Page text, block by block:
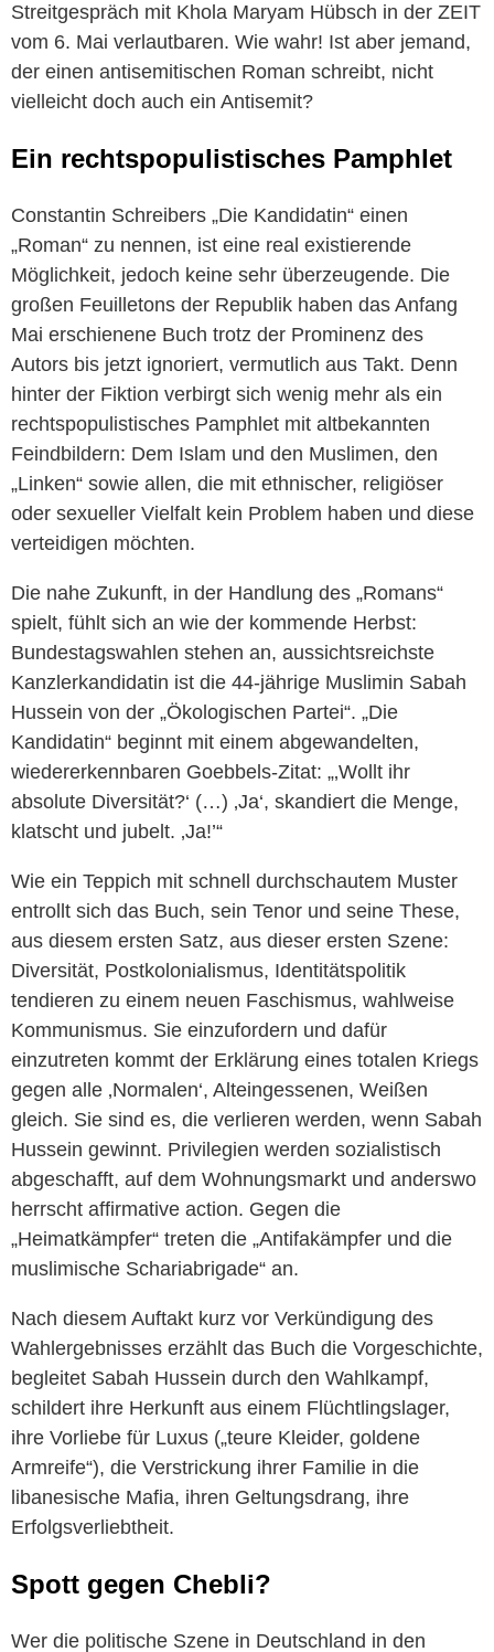
Streitgespräch mit Khola Maryam Hübsch in der ZEIT
vom 6. Mai verlautbaren. Wie wahr! Ist aber jemand,
der einen antisemitischen Roman schreibt, nicht
vielleicht doch auch ein Antisemit?
Ein rechtspopulistisches Pamphlet
Constantin Schreibers „Die Kandidatin“ einen
„Roman“ zu nennen, ist eine real existierende
Möglichkeit, jedoch keine sehr überzeugende. Die
großen Feuilletons der Republik haben das Anfang
Mai erschienene Buch trotz der Prominenz des
Autors bis jetzt ignoriert, vermutlich aus Takt. Denn
hinter der Fiktion verbirgt sich wenig mehr als ein
rechtspopulistisches Pamphlet mit altbekannten
Feindbildern: Dem Islam und den Muslimen, den
„Linken“ sowie allen, die mit ethnischer, religiöser
oder sexueller Vielfalt kein Problem haben und diese
verteidigen möchten.
Die nahe Zukunft, in der Handlung des „Romans“
spielt, fühlt sich an wie der kommende Herbst:
Bundestagswahlen stehen an, aussichtsreichste
Kanzlerkandidatin ist die 44-jährige Muslimin Sabah
Hussein von der „Ökologischen Partei“. „Die
Kandidatin“ beginnt mit einem abgewandelten,
wiedererkennbaren Goebbels-Zitat: „‚Wollt ihr
absolute Diversität?‘ (…) ‚Ja‘, skandiert die Menge,
klatscht und jubelt. ‚Ja!’“
Wie ein Teppich mit schnell durchschautem Muster
entrollt sich das Buch, sein Tenor und seine These,
aus diesem ersten Satz, aus dieser ersten Szene:
Diversität, Postkolonialismus, Identitätspolitik
tendieren zu einem neuen Faschismus, wahlweise
Kommunismus. Sie einzufordern und dafür
einzutreten kommt der Erklärung eines totalen Kriegs
gegen alle ‚Normalen‘, Alteingessenen, Weißen
gleich. Sie sind es, die verlieren werden, wenn Sabah
Hussein gewinnt. Privilegien werden sozialistisch
abgeschafft, auf dem Wohnungsmarkt und anderswo
herrscht affirmative action. Gegen die
„Heimatkämpfer“ treten die „Antifakämpfer und die
muslimische Schariabrigade“ an.
Nach diesem Auftakt kurz vor Verkündigung des
Wahlergebnisses erzählt das Buch die Vorgeschichte,
begleitet Sabah Hussein durch den Wahlkampf,
schildert ihre Herkunft aus einem Flüchtlingslager,
ihre Vorliebe für Luxus („teure Kleider, goldene
Armreife“), die Verstrickung ihrer Familie in die
libanesische Mafia, ihren Geltungsdrang, ihre
Erfolgsverliebtheit.
Spott gegen Chebli?
Wer die politische Szene in Deutschland in den